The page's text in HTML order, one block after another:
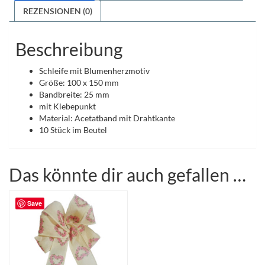
REZENSIONEN (0)
Beschreibung
Schleife mit Blumenherzmotiv
Größe: 100 x 150 mm
Bandbreite: 25 mm
mit Klebepunkt
Material: Acetatband mit Drahtkante
10 Stück im Beutel
Das könnte dir auch gefallen …
Save